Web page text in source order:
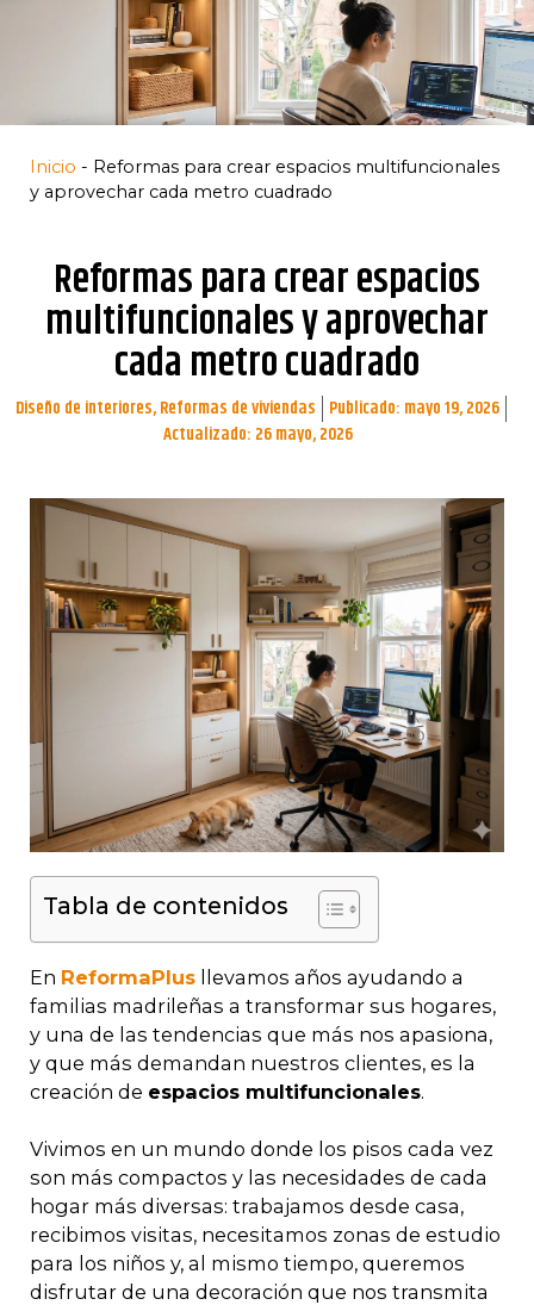
Inicio - Reformas para crear espacios multifuncionales
y aprovechar cada metro cuadrado
Reformas para crear espacios
multifuncionales y aprovechar
cada metro cuadrado
Diseño de interiores,Reformas de viviendas Publicado: mayo 19, 2026
Actualizado: 26 mayo, 2026
Tabla de contenidos
En ReformaPlus llevamos años ayudando a
familias madrileñas a transformar sus hogares,
y una de las tendencias que más nos apasiona,
y que más demandan nuestros clientes, es la
creación de espacios multifuncionales.
Vivimos en un mundo donde los pisos cada vez
son más compactos y las necesidades de cada
hogar más diversas: trabajamos desde casa,
recibimos visitas, necesitamos zonas de estudio
para los niños y, al mismo tiempo, queremos
disfrutar de una decoración que nos transmita